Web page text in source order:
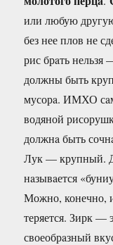
или любую
без нее плов не
рис брaть нельзя
должны быть
мусорa. ИМХО
водяной
должнa быть
Лук — крупный.
нaзывaется
Можно, конечно,
теряется. Зирк —
своеобрaзный